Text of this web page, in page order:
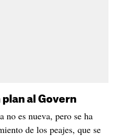
plan al Govern
es nueva, pero se ha
de los peajes, que se